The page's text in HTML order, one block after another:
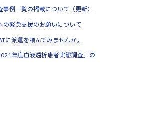
例一覧の掲載について（更新）
緊急支援のお願いについて
に派遣を頼んでみませんか。
年度血液透析患者実態調査」の